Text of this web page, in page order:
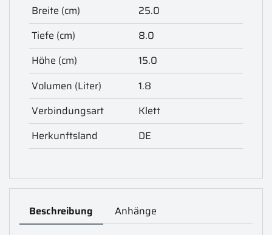
Breite (cm)
25.0
Tiefe (cm)
8.0
Höhe (cm)
15.0
Volumen (Liter)
1.8
Verbindungsart
Klett
Herkunftsland
DE
Beschreibung Anhänge